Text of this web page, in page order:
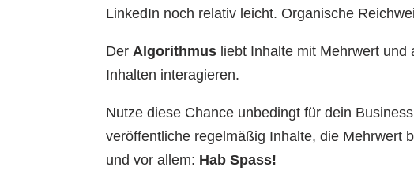
LinkedIn noch relativ leicht. Organische
Der Algorithmus liebt Inhalte mit Mehrwert und
Inhalten interagieren.
Nutze diese Chance unbedingt für dein
veröffentliche regelmäßig Inhalte, die Mehrwert
und vor allem: Hab Spass!